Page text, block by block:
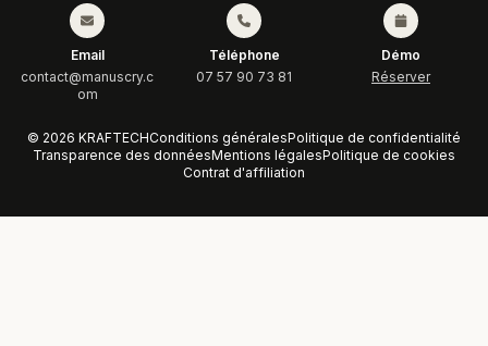
Email
contact@manuscry.c
om
Téléphone
07 57 90 73 81
Démo
Réserver
© 2026 KRAFTECHConditions généralesPolitique de confidentialité
Transparence des donnéesMentions légalesPolitique de cookies
Contrat d'affiliation